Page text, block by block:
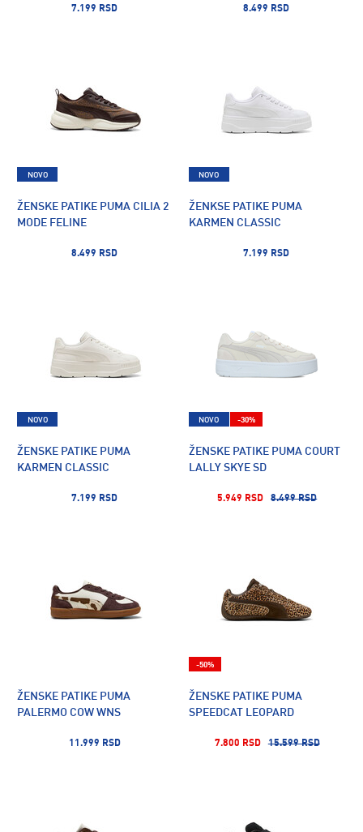
7.199 RSD 8.499 RSD
ŽENSKE PATIKE PUMA CILIA 2
MODE FELINE
8.499 RSD
NOVO
ŽENKSE PATIKE PUMA
KARMEN CLASSIC
7.199 RSD
NOVO
ŽENSKE PATIKE PUMA
KARMEN CLASSIC
7.199 RSD
NOVO
ŽENSKE PATIKE PUMA COURT
LALLY SKYE SD
5.949 RSD 8.499 RSD
NOVO -30%
ŽENSKE PATIKE PUMA
PALERMO COW WNS
11.999 RSD
ŽENSKE PATIKE PUMA
SPEEDCAT LEOPARD
7.800 RSD 15.599 RSD
-50%